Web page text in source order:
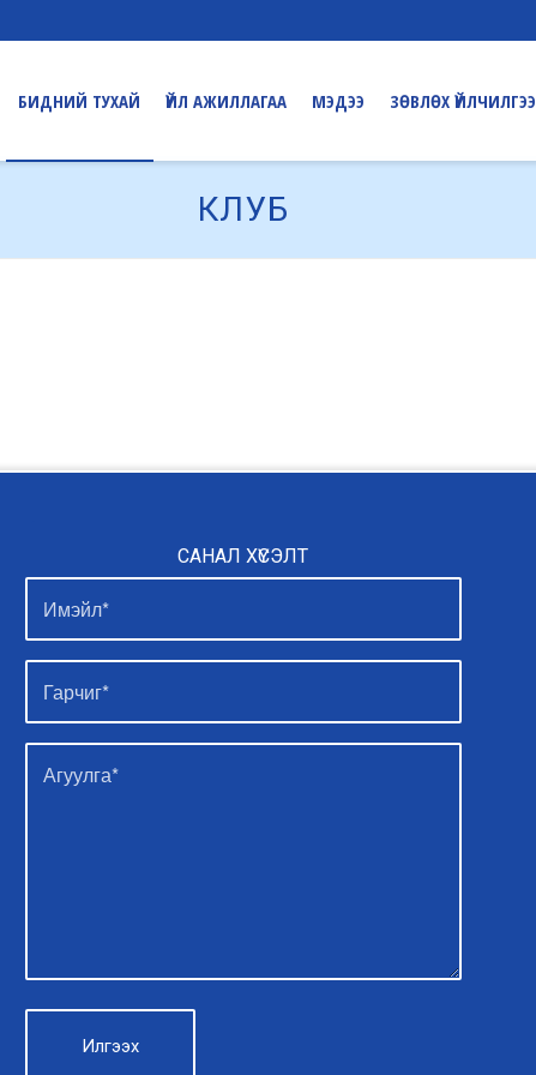
БИДНИЙ ТУХАЙ ҮЙЛ АЖИЛЛАГАА МЭДЭЭ ЗӨВЛӨХ ҮЙЛЧИЛГЭЭ
КЛУБ
САНАЛ ХҮСЭЛТ